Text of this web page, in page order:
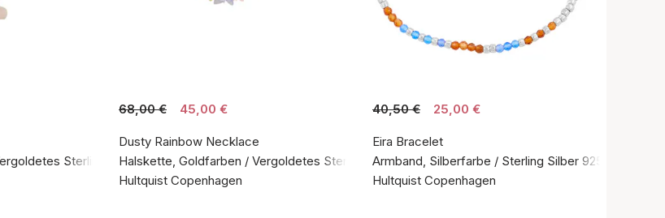
Sterlingsilber 925
68,00 € 45,00 €
Dusty Rainbow Necklace
Halskette, Goldfarben / Vergoldetes Sterlingsilber 925
Hultquist Copenhagen
40,50 € 25,00 €
Eira Bracelet
Armband, Silberfarbe / Sterling Silber 925
Hultquist Copenhagen